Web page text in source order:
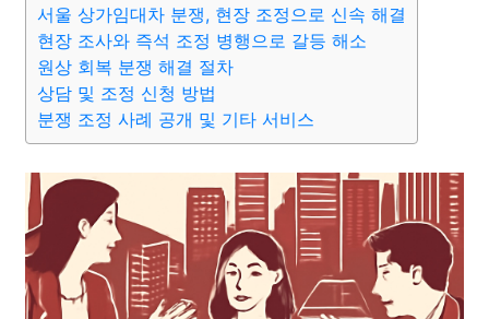
증권 인테리어 요리 상품리뷰 원예 금융
게임 스포츠 사진 대출
맛집 IT 컴퓨터 기술 종교 사회 정치
의료 의학 마케팅 부동산 외국어 교육
교통 생활 기타
서울 상가임대차 분쟁, 현장 조정으로 신속 해결
현장 조사와 즉석 조정 병행으로 갈등 해소
원상 회복 분쟁 해결 절차
상담 및 조정 신청 방법
분쟁 조정 사례 공개 및 기타 서비스